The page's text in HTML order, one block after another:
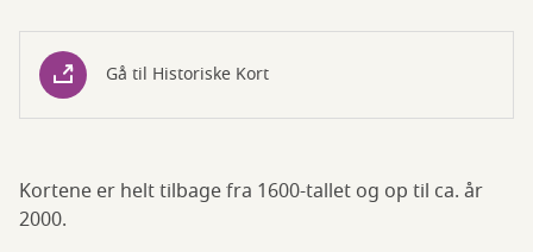
Gå til Historiske Kort
Kortene er helt tilbage fra 1600-tallet og op til ca. år
2000.